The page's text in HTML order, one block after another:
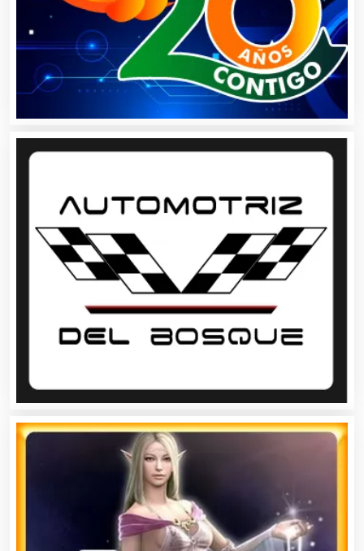
Artículos para el Hogar
Artículos para Regalos
Artículos Personales
Artículos Publicitarios
Aseguradoras
Asesores Técnicos
Asociaciones Civiles